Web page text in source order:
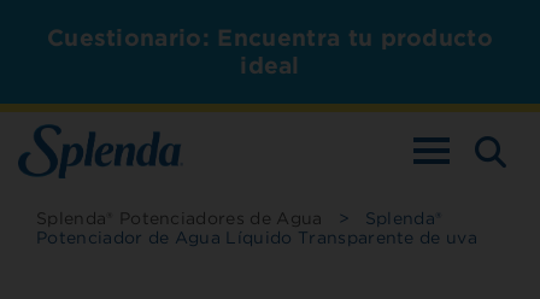
Cuestionario: Encuentra tu producto
ideal
ALTERNAR
Splenda® Potenciadores de Agua > Splenda®
Potenciador de Agua Líquido Transparente de uva